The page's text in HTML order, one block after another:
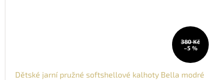
380 Kč
–5 %
Dětské jarní pružné softshellové kalhoty Bella modré